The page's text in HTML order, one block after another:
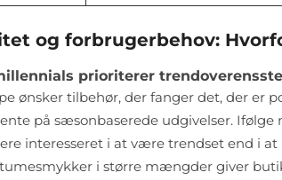
og forbrugerbehov:
prioriterer
ønsker tilbehør, der fanger det, der er
på sæsonbaserede udgivelser.
interesseret i at være trendset end i
i større mængder giver